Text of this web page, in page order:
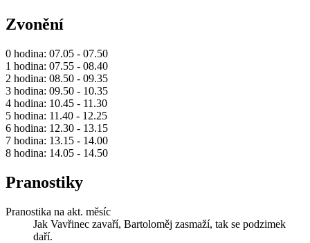
Zvonění
0 hodina: 07.05 - 07.50
1 hodina: 07.55 - 08.40
2 hodina: 08.50 - 09.35
3 hodina: 09.50 - 10.35
4 hodina: 10.45 - 11.30
5 hodina: 11.40 - 12.25
6 hodina: 12.30 - 13.15
7 hodina: 13.15 - 14.00
8 hodina: 14.05 - 14.50
Pranostiky
Pranostika na akt. měsíc
Jak Vavřinec zavaří, Bartoloměj zasmaží, tak se podzimek
daří.